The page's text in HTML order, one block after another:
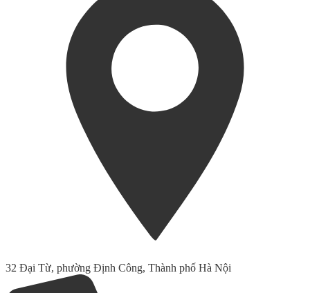
32 Đại Từ, phường Định Công, Thành phố Hà Nội